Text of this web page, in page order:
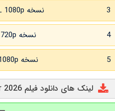
3 نسخه WEB-DL 1080p
4 نسخه WEB-DL 720p زبان اصلی
5 نسخه WEB-DL 1080p زبان اصلی
لینک های دانلود فیلم Man of War 2026